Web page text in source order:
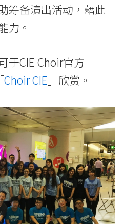
筹备演出活动，藉此
力。
于CIE Choir官方
Choir CIE 」欣赏。